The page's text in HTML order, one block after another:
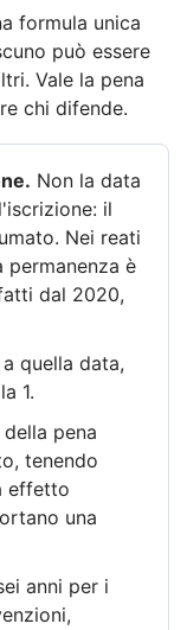
formula unica
può essere
Vale la pena
chi difende.
Non la data
il
Nei reati
permanenza è
dal 2020,
quella data,
1.
della pena
tenendo
effetto
una
anni per i